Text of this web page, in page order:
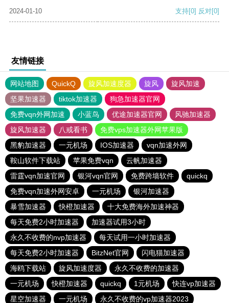
2024-01-10 支持[0] 反对[0]
友情链接
网站地图 QuickQ 旋风加速度器 旋风
旋风加速
坚果加速器
tiktok加速器
狗急加速器官网
免费vqn外网加速
小蓝鸟 优途加速器官网
风驰加速器
旋风加速器
八戒看书
免费vps加速器外网苹果版
黑豹加速器
一元机场 IOS加速器
vqn加速外网
鞍山软件下载站
苹果免费vqn
云帆加速器
雷霆vqn加速官网
银河vqn官网 免费跨墙软件
quickq
免费vqn加速外网安卓
一元机场
银河加速器
暴雪加速器
快橙加速器
十大免费海外加速神器
每天免费2小时加速器
加速器试用3小时
永久不收费的nvp加速器
每天试用一小时加速器
每天免费2小时加速器
BitzNet官网
闪电猫加速器
海鸥下载站
旋风加速度器
永久不收费的加速器
一元机场
快橙加速器 quickq 1元机场
快连vp加速器
星空加速器
一元机场 永久不收费的vp加速器2023